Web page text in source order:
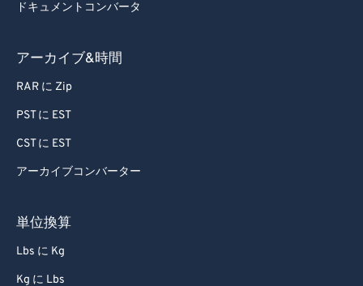
ドキュメントコンバータ
アーカイブ&時間
RAR に Zip
PST に EST
CST に EST
アーカイブコンバーター
単位換算
Lbs に Kg
Kg に Lbs